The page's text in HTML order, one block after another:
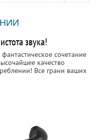
звука!
сочетание
качество
Все грани ваших